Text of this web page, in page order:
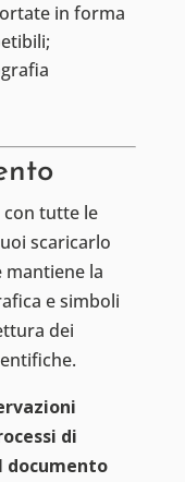
in forma
con tutte le
scaricarlo
la
e simboli
dei
di
documento